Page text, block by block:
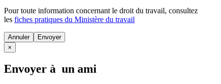
Pour toute information concernant le droit du travail, consultez
les fiches pratiques du Ministère du travail
Annuler
×
Envoyer à un ami